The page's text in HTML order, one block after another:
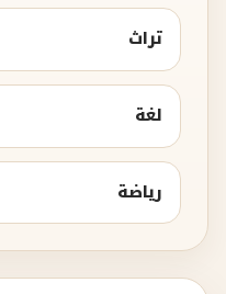
تراث
لغة
رياضة